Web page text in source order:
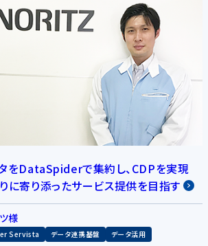
をDataSpiderで集約し、CDPを実現
に寄り添ったサービス提供を目指す
様
Servista データ連携基盤 データ活用